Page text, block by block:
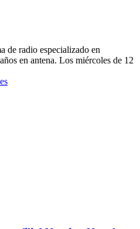
de radio especializado en
en antena. Los miércoles de 12